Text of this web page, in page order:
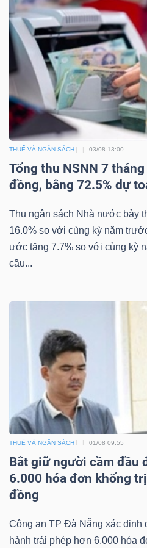
THUẾ VÀ NGÂN SÁCH 03/08 13:00
Tổng thu NSNN 7
đồng, bằng 72.5% dự
Thu ngân sách Nhà nước bảy
16.0% so với cùng kỳ năm
ước tăng 7.7% so với cùng kỳ
cầu...
THUẾ VÀ NGÂN SÁCH 01/08 09:55
Bắt giữ người cầm đầu
6.000 hóa đơn khống
đồng
Công an TP Đà Nẵng xác định
hành trái phép hơn 6.000 hóa
VỤ
TRUYỀN
THÔNG
TIỆN
ÍCH
BẤT
ĐỘNG
SẢN
Tất cả Cổ phiếu
đạo
(-)
Người nội bộ
Tin
tức
(-)